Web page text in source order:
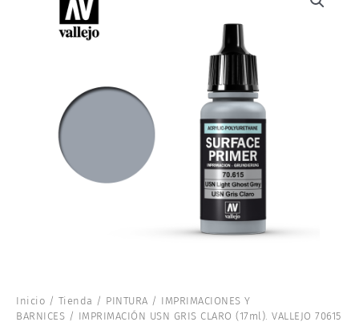
Inicio / Tienda / PINTURA / IMPRIMACIONES Y
BARNICES / IMPRIMACIÓN USN GRIS CLARO (17ml). VALLEJO 70615